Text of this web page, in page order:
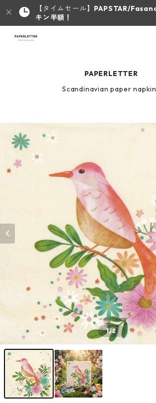
【タイムセール】 PAPSTAR/
キン半額！
PAPERLETTER
Scandinavian paper
1/2